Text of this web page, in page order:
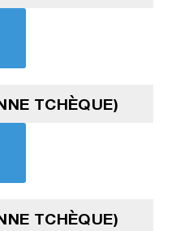
TCHÈQUE)
TCHÈQUE)